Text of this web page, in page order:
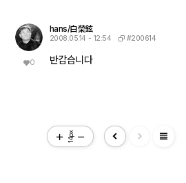
0
hans/白榮鉉
2008.05.14 - 12:54 #200614
반갑습니다
14px view_headline